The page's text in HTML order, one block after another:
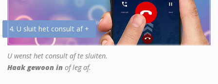
4. U sluit het consult af +
U wenst het consult af te sluiten.
Haak gewoon in of leg af.